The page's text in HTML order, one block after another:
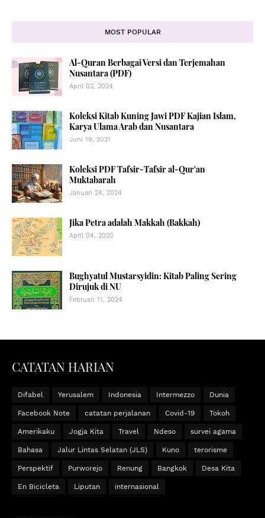
MOST POPULAR
Al-Quran Berbagai Versi dan Terjemahan
Nusantara (PDF)
April 02, 2024
Koleksi Kitab Kuning Jawi PDF Kajian Islam,
Karya Ulama Arab dan Nusantara
Juni 19, 2021
Koleksi PDF Tafsir-Tafsir al-Qur'an
Muktabarah
Januari 24, 2024
Jika Petra adalah Makkah (Bakkah)
April 04, 2020
Bughyatul Mustarsyidin: Kitab Paling Sering
Dirujuk di NU
Februari 11, 2024
CATATAN HARIAN
Difabel Yerusalem Indonesia Intermezzo Dunia
Facebook Note catatan perjalanan Covid-19 Tokoh
Amerikaku Jogja Kita Travel Ndeso survei agama
Bahasa Jalur Lintas Selatan (JLS) Kuno terorisme
Perspektif Purworejo Renung Bangkok Desa Kita
En Bicicleta Liputan internasional